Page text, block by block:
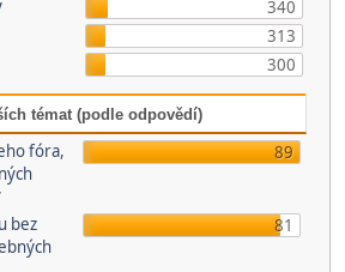
340
313
300
témat (podle odpovědí)
fóra,
89
bez
81